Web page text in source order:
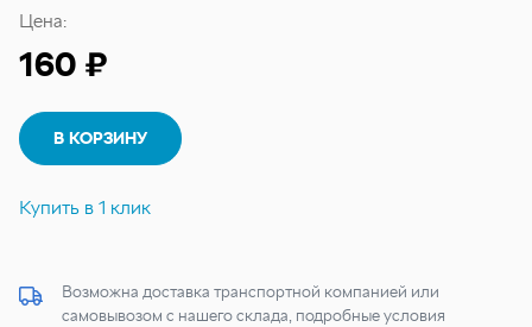
Цена:
160 ₽
В КОРЗИНУ
Купить в 1 клик
Возможна доставка транспортной компанией или
самовывозом с нашего склада, подробные условия